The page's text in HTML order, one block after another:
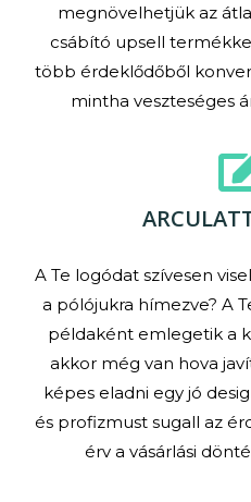
megnövelhetjük az
csábító upsell
több érdeklődőből
mintha veszteséges
A Te logódat szívesen
a pólójukra hímezve? A
példaként emlegetik a
akkor még van hova
képes eladni egy jó
és profizmust sugall az
érv a vásárlási